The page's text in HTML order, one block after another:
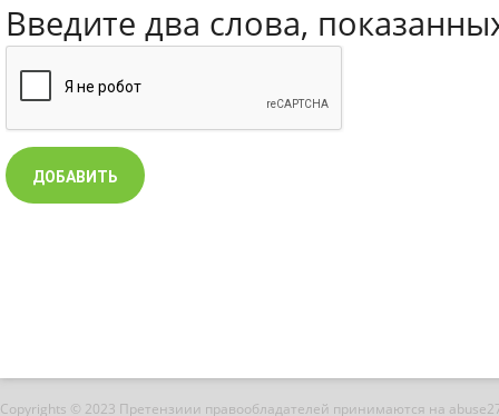
Введите два слова,
Copyrights © 2023 Претензиии правообладателей принимаются на